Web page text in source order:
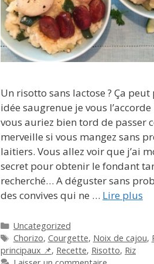
Un risotto sans lactose ? Ça
idée saugrenue je vous
vous auriez bien tord de passer
merveille si vous mangez sans
laitiers. Vous allez voir que j’ai
secret pour obtenir le fondant
recherché… A déguster sans
des convives qui ne … Lire plus
Catégories
Uncategorized
Étiquettes
Chorizo, Courgette, Noix de cajou,
principaux 📌, Recette, Risotto, Riz